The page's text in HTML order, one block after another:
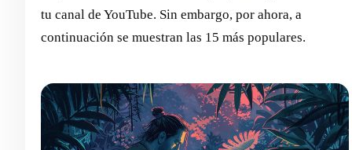
tu canal de YouTube. Sin embargo, por ahora, a
continuación se muestran las 15 más populares.